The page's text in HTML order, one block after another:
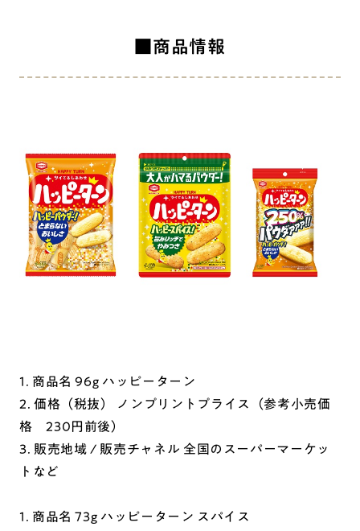
■商品情報
1. 商品名 96g ハッピーターン
2. 価格（税抜） ノンプリントプライス（参考小売価
格 230円前後）
3. 販売地域 / 販売チャネル 全国のスーパーマーケッ
トなど
1. 商品名 73g ハッピーターン スパイス